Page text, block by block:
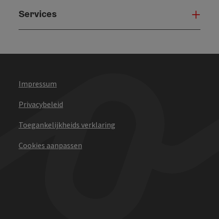
Services
Impressum
Privacybeleid
Toegankelijkheids verklaring
Cookies aanpassen